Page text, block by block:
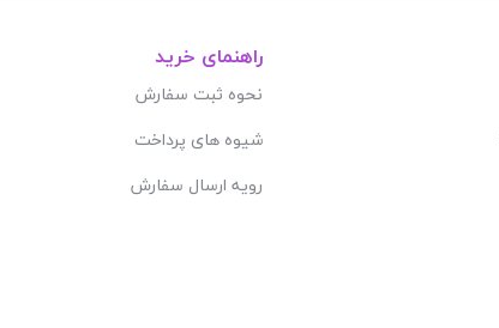
راهنمای خرید
نحوه ثبت سفارش
شیوه های پرداخت
رویه ارسال سفارش